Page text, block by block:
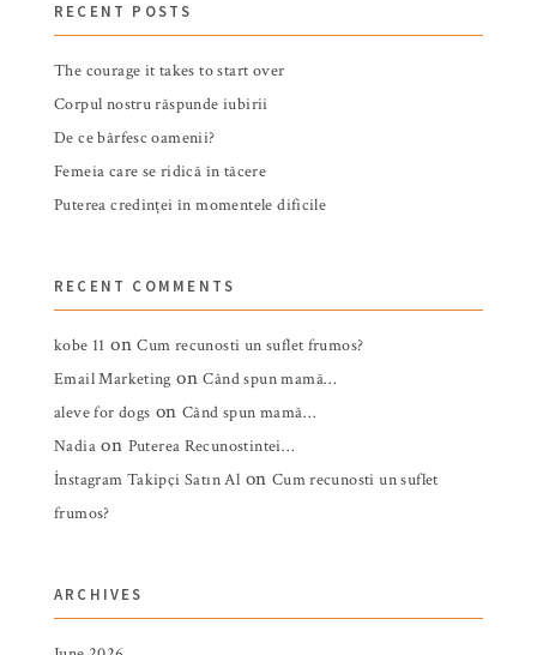
RECENT POSTS
The courage it takes to start over
Corpul nostru răspunde iubirii
De ce bârfesc oamenii?
Femeia care se ridică în tăcere
Puterea credinței în momentele dificile
RECENT COMMENTS
kobe 11 onCum recunosti un suflet frumos?
Email Marketing onCând spun mamă…
aleve for dogs onCând spun mamă…
Nadiaon Puterea Recunostintei…
İnstagram Takipçi Satın Al on Cum recunosti un suflet
frumos?
ARCHIVES